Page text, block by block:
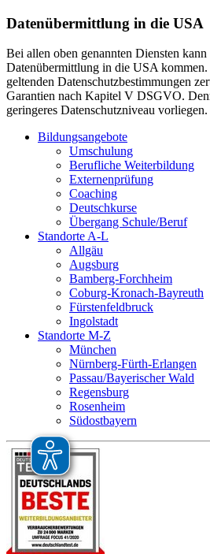
Datenübermittlung in die USA
Bei allen oben genannten Diensten kann
Datenübermittlung in die USA
geltenden Datenschutzbestimmungen
Garantien nach Kapitel V DSGVO.
geringeres Datenschutzniveau vorliegen.
Bildungsangebote
Umschulung
Berufliche Weiterbildung
Externenprüfung
Coaching
Deutschkurse
Übergang Schule/Beruf
Standorte A-L
Allgäu
Augsburg
Bamberg-Forchheim
Coburg-Kronach-Bayreuth
Fürstenfeldbruck
Ingolstadt
Standorte M-Z
München
Nürnberg-Fürth-Erlangen
Passau/Bayerischer Wald
Regensburg
Rosenheim
Südostbayern